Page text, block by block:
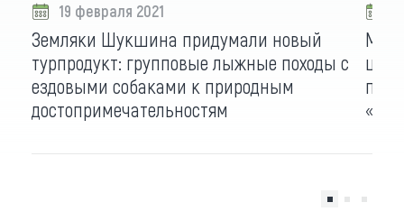
19 февраля 2021
Земляки Шукшина придумали новый
турпродукт: групповые лыжные походы с
ездовыми собаками к природным
достопримечательностям